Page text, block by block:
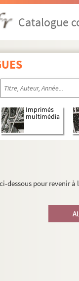
Catalogue
Imprimés
multimédia
dessous pour revenir